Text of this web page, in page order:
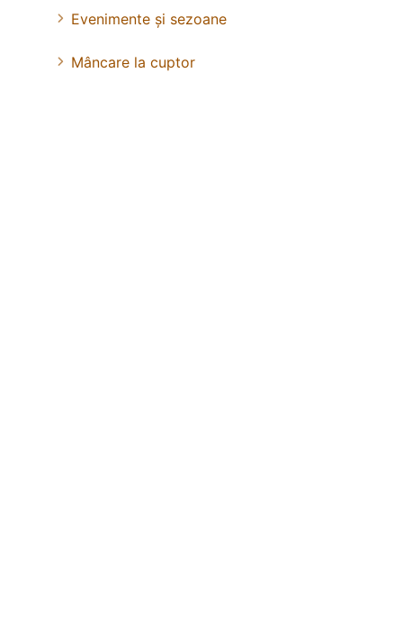
Evenimente și sezoane
Mâncare la cuptor